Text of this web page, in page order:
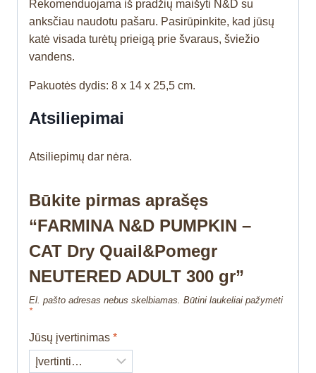
Rekomenduojama iš pradžių maišyti N&D su
anksčiau naudotu pašaru. Pasirūpinkite, kad jūsų
katė visada turėtų prieigą prie švaraus, šviežio
vandens.
Pakuotės dydis: 8 x 14 x 25,5 cm.
Atsiliepimai
Atsiliepimų dar nėra.
Būkite pirmas aprašęs
“FARMINA N&D PUMPKIN –
CAT Dry Quail&Pomegr
NEUTERED ADULT 300 gr”
El. pašto adresas nebus skelbiamas. Būtini laukeliai pažymėti
*
Jūsų įvertinimas *